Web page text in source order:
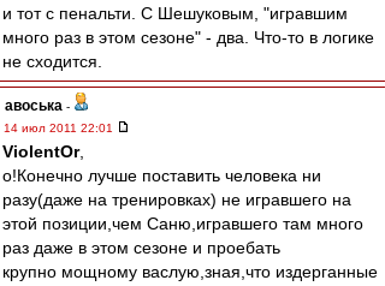
и тот с пенальти. С Шешуковым, "игравшим
много раз в этом сезоне" - два. Что-то в логике
не сходится.
авоська -
14 июл 2011 22:01
ViolentOr,
о!Конечно лучше поставить человека ни
разу(даже на тренировках) не игравшего на
этой позиции,чем Саню,игравшего там много
раз даже в этом сезоне и проебать
крупно мощному васлую,зная,что издерганные